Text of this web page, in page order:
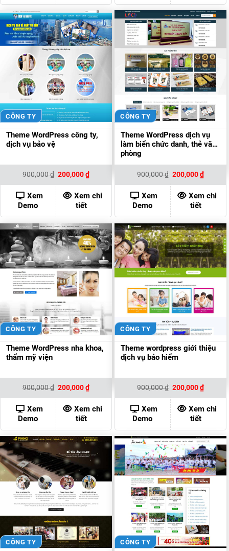
CÔNG TY
Theme WordPress công ty,
dịch vụ bảo vệ
900,000₫ Giá
là:
900,000 ₫.
200,000₫Giá
hiện
tại
là:
200,000 ₫.
Xem
Demo
Xem chi
tiết
CÔNG TY
Theme WordPress dịch vụ
làm biển chức danh, thẻ văn
phòng
900,000₫ Giá
là:
900,000 ₫.
200,000₫Giá
hiện
tại
là:
Xem
Demo
Xem chi
tiết
CÔNG TY
Theme WordPress nha khoa,
thẩm mỹ viện
900,000₫ Giá
là:
900,000 ₫.
200,000₫Giá
hiện
tại
là:
200,000 ₫.
Xem
Demo
Xem chi
tiết
CÔNG TY
Theme wordpress giới thiệu
dịch vụ bảo hiểm
900,000₫ Giá
là:
900,000 ₫.
200,000₫Giá
hiện
tại
là:
Xem
Demo
Xem chi
tiết
CÔNG TY CÔNG TY